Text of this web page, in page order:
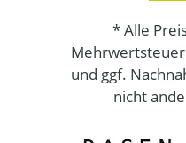
* Alle
Mehrwertsteuer
und ggf.
nicht